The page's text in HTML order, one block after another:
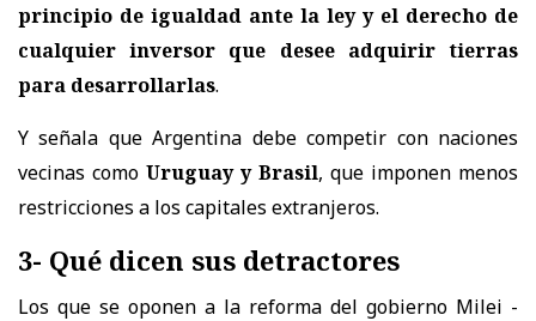
principio de igualdad ante la ley y el derecho de
cualquier inversor que desee adquirir tierras
para desarrollarlas.
Y señala que Argentina debe competir con naciones
vecinas como Uruguay y Brasil, que imponen menos
restricciones a los capitales extranjeros.
3- Qué dicen sus detractores
Los que se oponen a la reforma del gobierno Milei -